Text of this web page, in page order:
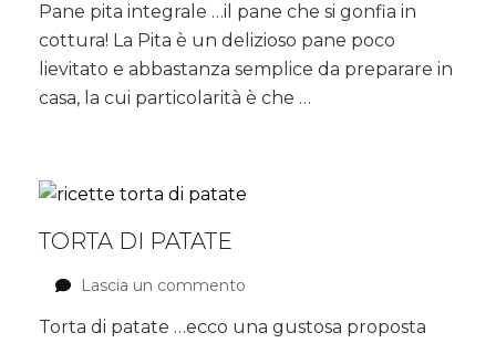
pita
integrale
Pane pita integrale …il pane che si gonfia in
cottura! La Pita è un delizioso pane poco
lievitato e abbastanza semplice da preparare in
casa, la cui particolarità è che …
TORTA DI PATATE
Lascia un commento
di
Torta di patate …ecco una gustosa proposta